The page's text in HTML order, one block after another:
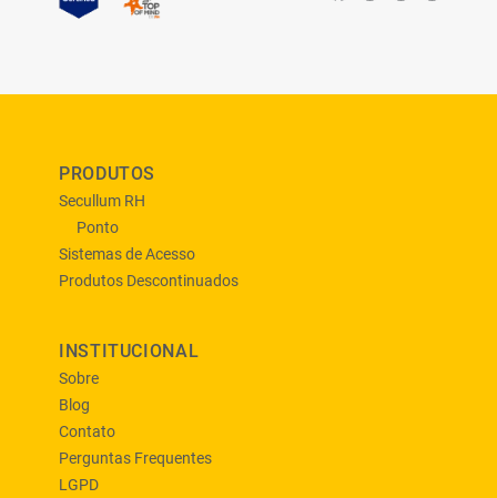
PRODUTOS
Secullum RH
Ponto
Sistemas de Acesso
Produtos Descontinuados
INSTITUCIONAL
Sobre
Blog
Contato
Perguntas Frequentes
LGPD